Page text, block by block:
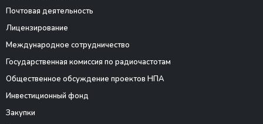
Почтовая деятельность
Лицензирование
Международное сотрудничество
Государственная комиссия по радиочастотам
Общественное обсуждение проектов НПА
Инвестиционный фонд
Закупки